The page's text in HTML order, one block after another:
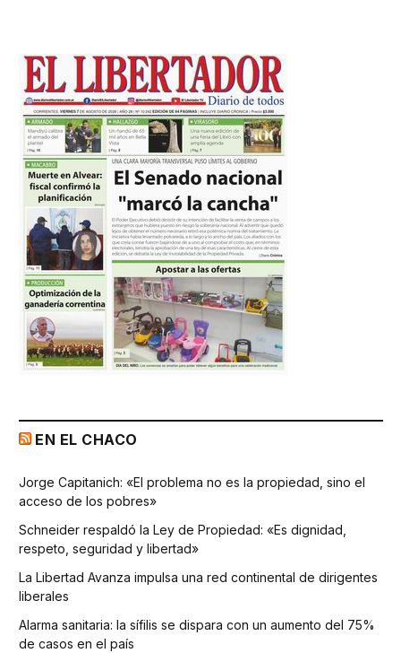
EN EL CHACO
Jorge Capitanich: «El problema no es la propiedad, sino el
acceso de los pobres»
Schneider respaldó la Ley de Propiedad: «Es dignidad,
respeto, seguridad y libertad»
La Libertad Avanza impulsa una red continental de dirigentes
liberales
Alarma sanitaria: la sífilis se dispara con un aumento del 75%
de casos en el país